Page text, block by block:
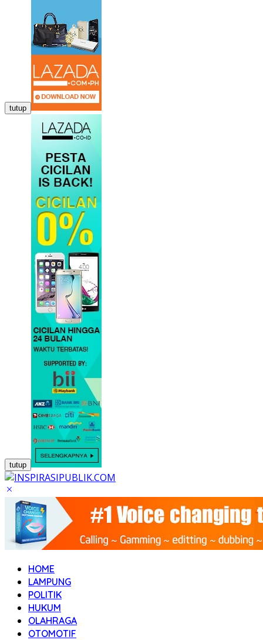
tutup
tutup
HOME
LAMPUNG
POLITIK
HUKUM
OLAHRAGA
OTOMOTIF